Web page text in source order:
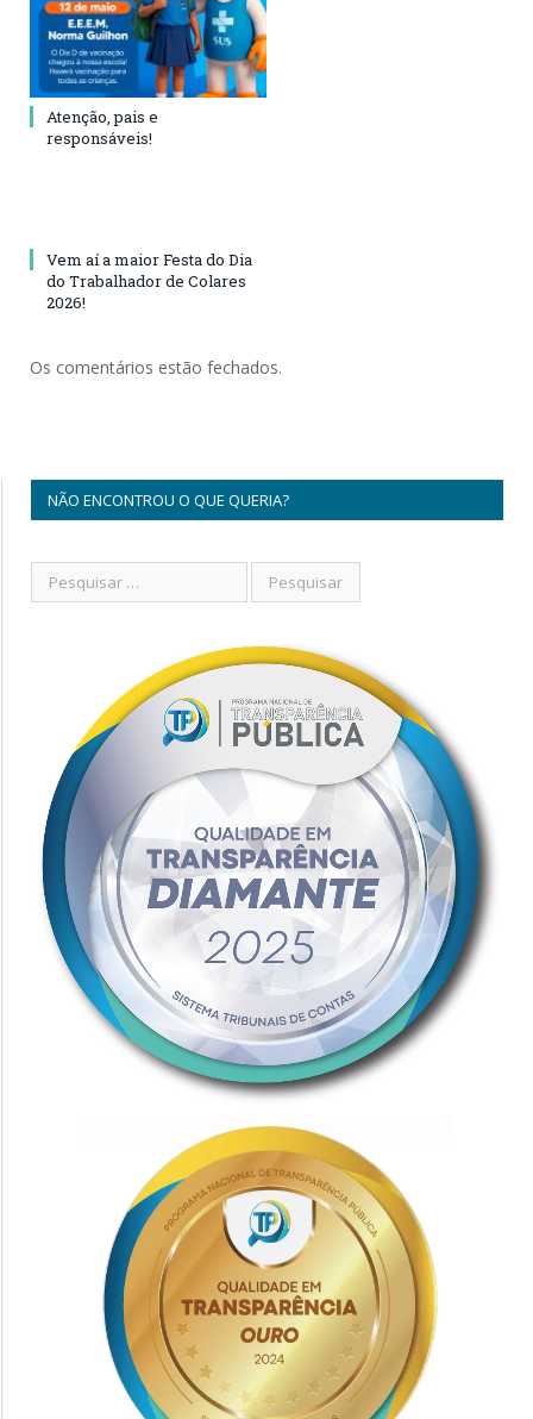
Atenção, pais e
responsáveis!
Vem aí a maior Festa do Dia
do Trabalhador de Colares
2026!
Os comentários estão fechados.
NÃO ENCONTROU O QUE QUERIA?